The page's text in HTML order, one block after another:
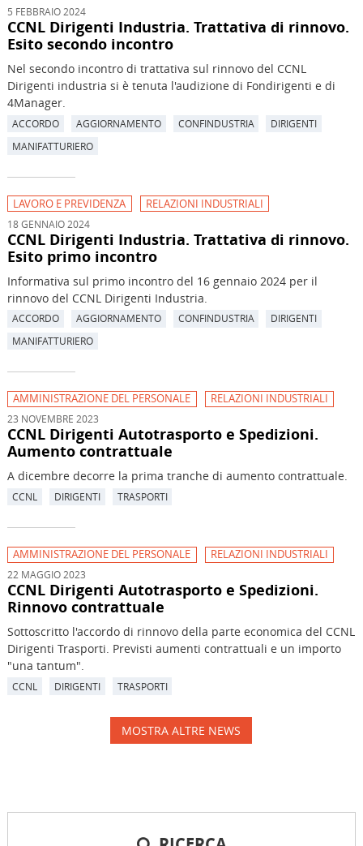
5 FEBBRAIO 2024
CCNL Dirigenti Industria. Trattativa di rinnovo.
Esito secondo incontro
Nel secondo incontro di trattativa sul rinnovo del CCNL
Dirigenti industria si è tenuta l'audizione di Fondirigenti e di
4Manager.
ACCORDO AGGIORNAMENTO CONFINDUSTRIA
DIRIGENTI
MANIFATTURIERO
LAVORO E PREVIDENZA RELAZIONI INDUSTRIALI
18 GENNAIO 2024
CCNL Dirigenti Industria. Trattativa di rinnovo.
Esito primo incontro
Informativa sul primo incontro del 16 gennaio 2024 per il
rinnovo del CCNL Dirigenti Industria.
ACCORDO AGGIORNAMENTO CONFINDUSTRIA
DIRIGENTI
MANIFATTURIERO
AMMINISTRAZIONE DEL PERSONALE RELAZIONI INDUSTRIALI
23 NOVEMBRE 2023
CCNL Dirigenti Autotrasporto e Spedizioni.
Aumento contrattuale
A dicembre decorre la prima tranche di aumento contrattuale.
CCNL DIRIGENTI TRASPORTI
AMMINISTRAZIONE DEL PERSONALE RELAZIONI INDUSTRIALI
22 MAGGIO 2023
CCNL Dirigenti Autotrasporto e Spedizioni.
Rinnovo contrattuale
Sottoscritto l'accordo di rinnovo della parte economica del CCNL
Dirigenti Trasporti. Previsti aumenti contrattuali e un importo
"una tantum".
CCNL DIRIGENTI TRASPORTI
MOSTRA ALTRE NEWS